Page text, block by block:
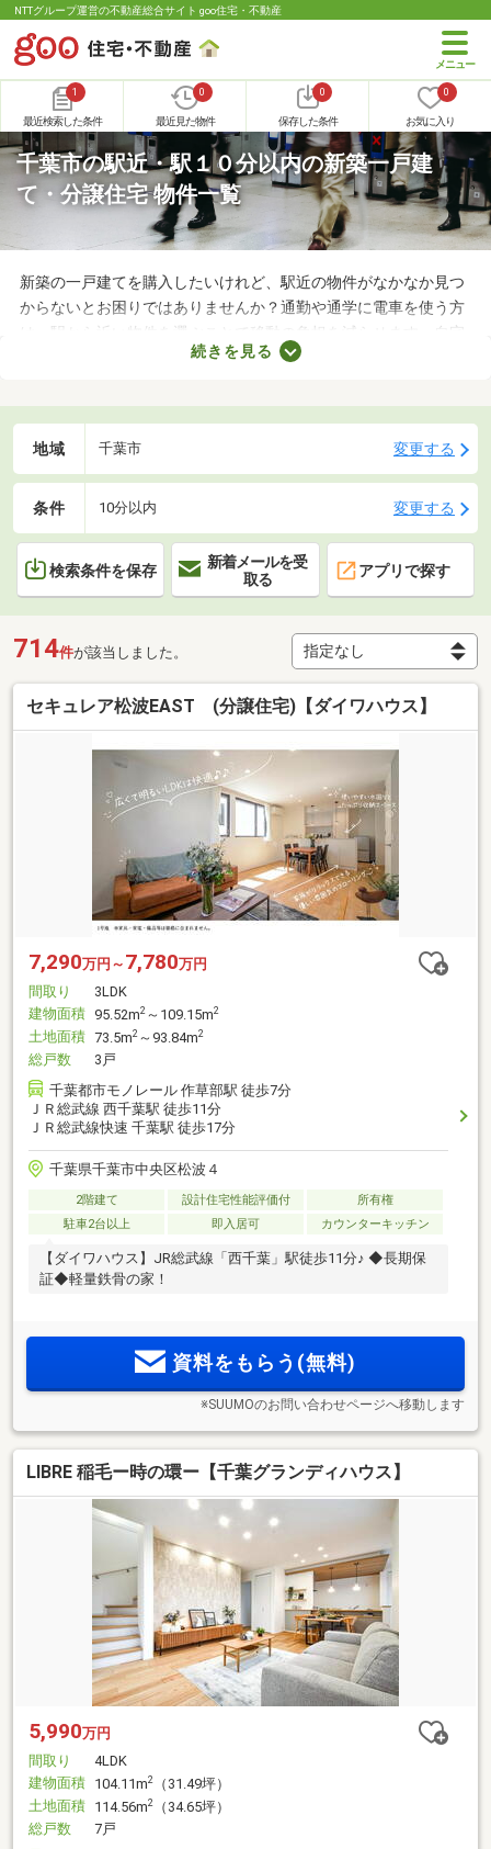
NTTグループ運営の不動産総合サイト goo住宅・不動産
1
最近検索した条件
0
最近見た物件
0
保存した条件
0
お気に入り
千葉市の駅近・駅１０分以内の新築一戸建
て・分譲住宅 物件一覧
新築の一戸建てを購入したいけれど、駅近の物件がなかなか見つ
からないとお困りではありませんか？通勤や通学に電車を使う方
は、駅から近い物件を選ぶことで移動の負担を減らせます。自宅
でゆっくりできる時間が増えるので、暮らしやすさを実感できる
駅から徒歩10分以内にある新築一戸建てを紹介します。
続きを見る
地域 千葉市 変更する
条件 10分以内 変更する
検索条件を保存
新着メールを受
取る
アプリで探す
714件が該当しました。
セキュレア松波EAST (分譲住宅)【ダイワハウス】
7,290万円～ 7,780万円
間取り
3LDK
建物面積 95.52m2 ～109.15m2
土地面積 73.5m2 ～93.84m2
総戸数
3戸
千葉都市モノレール 作草部駅 徒歩7分
ＪＲ総武線 西千葉駅 徒歩11分
ＪＲ総武線快速 千葉駅 徒歩17分
千葉県千葉市中央区松波４
2階建て 設計住宅性能評価付
所有権
駐車2台以上
即入居可 カウンターキッチン
【ダイワハウス】JR総武線「西千葉」駅徒歩11分♪ ◆長期保
証◆軽量鉄骨の家！
資料をもらう(無料)
※SUUMOのお問い合わせページへ移動します
LIBRE 稲毛ー時の環ー【千葉グランディハウス】
5,990万円
間取り
4LDK
建物面積 104.11m2
（31.49坪）
土地面積 114.56m2
（34.65坪）
総戸数
7戸